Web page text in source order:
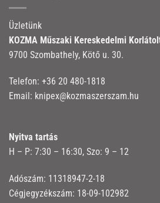
Üzletünk
KOZMA Műszaki Kereskedelmi
9700 Szombathely, Kötő u. 30.
Telefon: +36 20 480-1818
Email: knipex@kozmaszerszam.hu
Nyitva tartás
H – P: 7:30 – 16:30, Szo: 9 – 12
Adószám: 11318947-2-18
Cégjegyzékszám: 18-09-102982